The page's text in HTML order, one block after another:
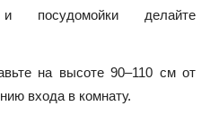
и посудомойки делайте
на высоте 90–110 см от
входа в комнату.